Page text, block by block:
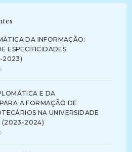
DA INFORMAÇÃO:
ESPECIFICIDADES
2023)
E DA
A FORMAÇÃO DE
NA UNIVERSIDADE
(2023-2024)